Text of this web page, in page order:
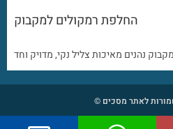
החלפת רמקולים למקבוק
לאתר מסכים ©